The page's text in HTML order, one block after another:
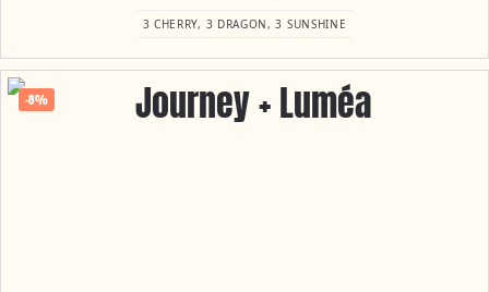
3 CHERRY, 3 DRAGON, 3 SUNSHINE
-8%